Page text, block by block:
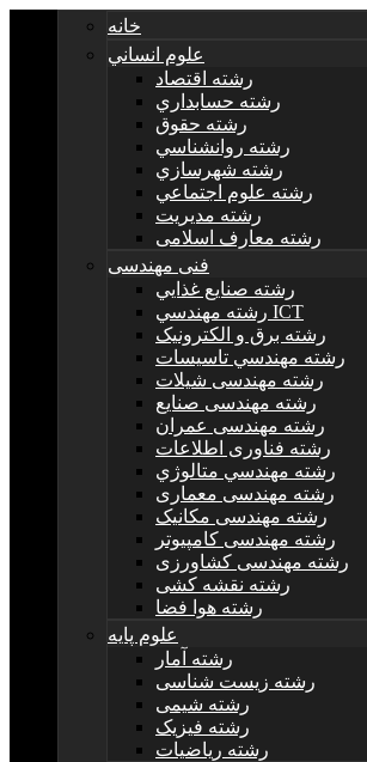
خانه
علوم انساني
رشته اقتصاد
رشته حسابداري
رشته حقوق
رشته روانشناسي
رشته شهرسازي
رشته علوم اجتماعي
رشته مديريت
رشته معارف اسلامی
فنی مهندسی
رشته صنايع غذايي
رشته مهندسي ICT
رشته برق و الکترونيک
رشته مهندسي تاسيسات
رشته مهندسی شیلات
رشته مهندسی صنایع
رشته مهندسی عمران
رشته فناوری اطلاعات
رشته مهندسي متالوژي
رشته مهندسی معماری
رشته مهندسی مکانیک
رشته مهندسی کامپیوتر
رشته مهندسی کشاورزی
رشته نقشه کشی
رشته هوا فضا
علوم پایه
رشته آمار
رشته زیست شناسی
رشته شیمی
رشته فیزیک
رشته ریاضیات